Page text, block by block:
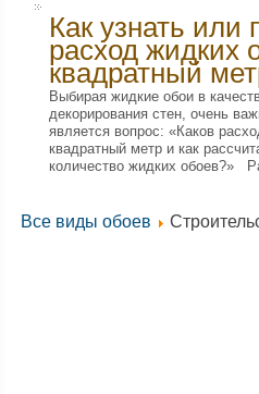
Как узнать или
расход жидких
квадратный
Выбирая жидкие обои в
декорирования стен, очень
является вопрос: «Каков
квадратный метр и как
количество жидких обоев?»
Все виды обоев